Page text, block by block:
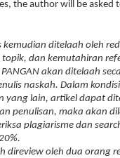
the author will be asked
ditelaah oleh
dan kemutahiran
akan ditelaah
naskah. Dalam
lain, artikel dapat
penulisan, maka akan
plagiarisme dan
direview oleh dua orang